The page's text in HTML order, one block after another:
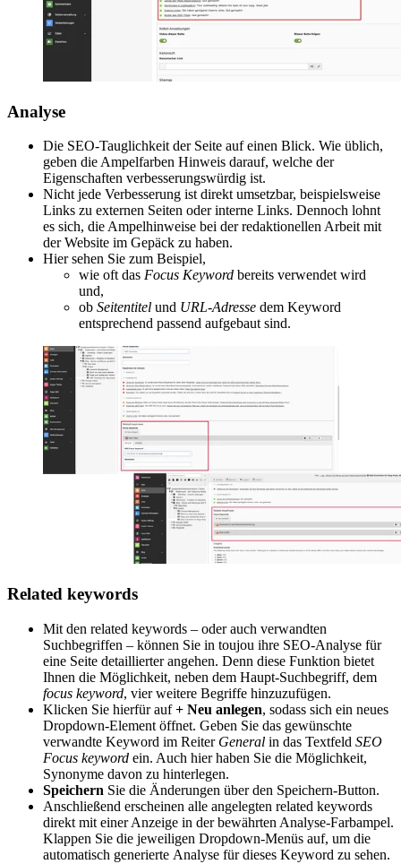
Analyse
Die SEO-Tauglichkeit der Seite auf einen Blick. Wie üblich,
geben die Ampelfarben Hinweis darauf, welche der
Eigenschaften verbesserungswürdig ist.
Nicht jede Verbesserung ist direkt umsetzbar, beispielsweise
Links zu externen Seiten oder interne Links. Dennoch lohnt
es sich, die Ampelhinweise bei der redaktionellen Arbeit mit
der Website im Gepäck zu haben.
Hier sehen Sie zum Beispiel,
wie oft das Focus Keyword bereits verwendet wird
und,
ob Seitentitel und URL-Adresse dem Keyword
entsprechend passend aufgebaut sind.
Related keywords
Mit den related keywords – oder auch verwandten
Suchbegriffen – können Sie in toujou ihre SEO-Analyse für
eine Seite detaillierter angehen. Denn diese Funktion bietet
Ihnen die Möglichkeit, neben dem Haupt-Suchbegriff, dem
focus keyword, vier weitere Begriffe hinzuzufügen.
Klicken Sie hierfür auf+ Neu anlegen, sodass sich ein neues
Dropdown-Element öffnet. Geben Sie das gewünschte
verwandte Keyword im Reiter General in das Textfeld SEO
Focus keyword ein. Auch hier haben Sie die Möglichkeit,
Synonyme davon zu hinterlegen.
Speichern Sie die Änderungen über den Speichern-Button.
Anschließend erscheinen alle angelegten related keywords
direkt mit einer Anzeige in der bewährten Analyse-Farbampel.
Klappen Sie die jeweiligen Dropdown-Menüs auf, um die
automatisch generierte Analyse für dieses Keyword zu sehen.